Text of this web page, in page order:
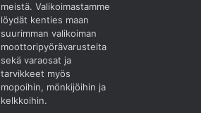
meistä. Valikoimastamme
löydät kenties maan
suurimman valikoiman
moottoripyörävarusteita
sekä varaosat ja
tarvikkeet myös
mopoihin, mönkijöihin ja
kelkkoihin.